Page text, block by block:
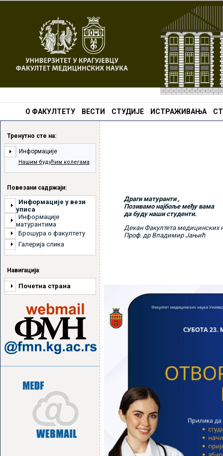
О ФАКУЛТЕТУ ВЕСТИ СТУДИЈЕ ИСТРАЖИВАЊА
Тренутно сте на:
Информације
Нашим будућим колегама
Повезани садржаји:
Информације у вези
уписа
Информације
матурантима
Брошура о факултету
Галерија слика
Навигација:
Почетна страна
Драги матуранти ,
Позивамо најбоље међу вама
да буду наши студенти.
Декан Факултета медицинских
Проф. др Владимир Јањић